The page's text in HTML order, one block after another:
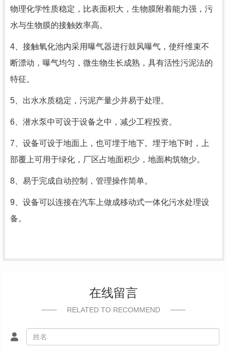
物理化学性质稳定，比表面积大，生物膜附着能力强，污
水与生物膜的接触效率高。
4、接触氧化池内采用曝气器进行鼓风曝气，使纤维束不
断漂动，曝气均匀，微生物生长成熟，具有活性污泥法的
特征。
5、出水水质稳定，污泥产量少并易于处理。
6、潜水泵中可设于设备之中，减少工程投资。
7、设备可设于地面上，也可埋于地下。埋于地下时，上
部覆上可用于绿化，厂区占地面积少，地面构筑物少。
8、易于完成自动控制，管理操作简单。
9、设备可以连接在汽车上做成移动式一体化污水处理设
备。
在线留言
RELATED TO RECOMMEND